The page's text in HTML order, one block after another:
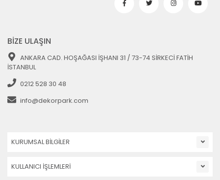
BİZE ULAŞIN
ANKARA CAD. HOŞAĞASI İŞHANI 31 / 73-74 SİRKECİ FATİH
İSTANBUL
0212 528 30 48
info@dekorpark.com
KURUMSAL BİLGİLER
KULLANICI İŞLEMLERİ